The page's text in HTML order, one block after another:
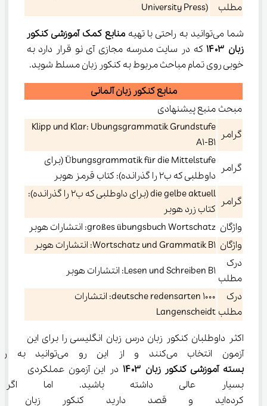
مطلب
University Press)
شما می‌توانید به راحتی با تهیه
منابع کمک آموزشی کنکور
زبان ۱۴۰۳
که در سایت مدرسه مجازی آی نو قرار دارد به
خوبی روی تمام مباحث مربوط به کنکور زبان مسلط شوید.
منابع کنکور زبان آلمانی
مبحث منبع پیشنهادی
گرامر
Klipp und Klar: Ubungsgrammatik Grundstufe
A1-B1
گرامر
Übungsgrammatik für die Mittelstufe (برای
داوطلبی که ب۲ را گذرانده): کتاب قرمز هوبر
گرامر
die gelbe aktuell (برای داوطلبی که ب۲ را گذرانده):
کتاب زرد هوبر
واژگان großes übungsbuch Wortschatz: انتشارات هوبر
واژگان Wortschatz und Grammatik B1: انتشارات هوبر
درک
مطلب
Lesen und Schreiben B1: انتشارات هوبر
درک
مطلب
deutsche redensarten ۱۰۰۰: انتشارات
Langenscheidt
اکثر داوطلبان کنکور زبان درس زبان انگلیسی را برای این
آزمون انتخاب می‌کنند و از این رو می‌توانید به راحتی با تهیه
بسته آموزشی کنکور زبان ۱۴۰۳
در این آزمون عملکردی
بسیار عالی داشته باشید. اما
کرده‌اید و قصد دارید کنکور زبان